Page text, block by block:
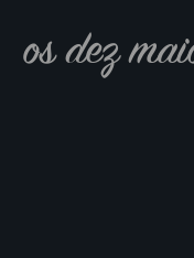
os dez